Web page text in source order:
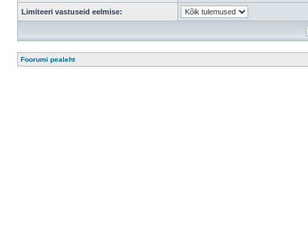
Limiteeri vastuseid eelmise:
Foorumi pealeht